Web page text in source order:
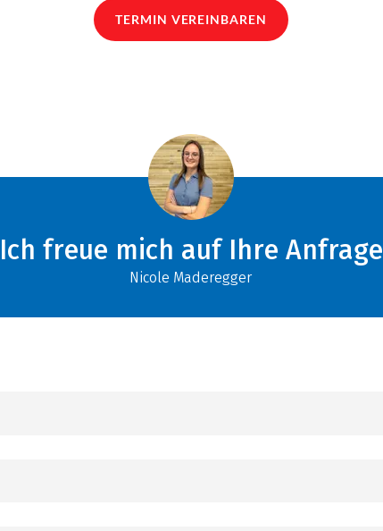
TERMIN VEREINBAREN
Ich freue mich auf Ihre Anfrage
Nicole Maderegger